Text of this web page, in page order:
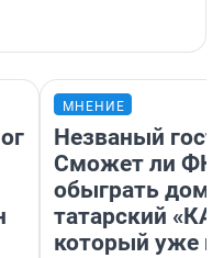
МНЕНИЕ
Незваный
Сможет ли ФК
обыграть дома
татарский
который уже